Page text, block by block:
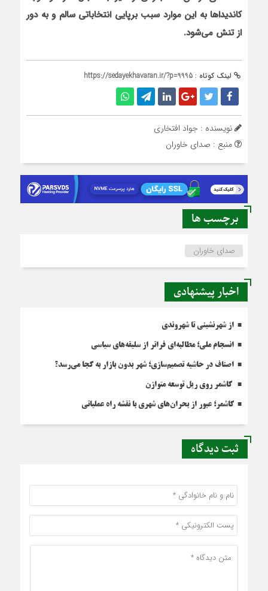
کاندیداها به این موارد سبب برپایی انتخاباتی سالم و به دور
از تنش می‌شود.
لینک کوتاه : https://sedayekhavaran.ir/?p=9995
نویسنده : جواد افتخاری
منبع : صدای خاوران
برچسب ها
صدای خاوران
اخبار پیشنهادی
از شهرنشینی تا شهروندی
انسجام ملی؛ مطالبه‌ای فراتر از سلیقه‌های سیاسی
اصناف در حاشیه تصمیم‌سازی؛ شهر بدون بازار به کجا می‌رسد؟
کاشمر روی ریل توسعه متوازن
کاشمر؛ عبور از بحران‌های شهری با نقشه راه عملیاتی
ثبت دیدگاه